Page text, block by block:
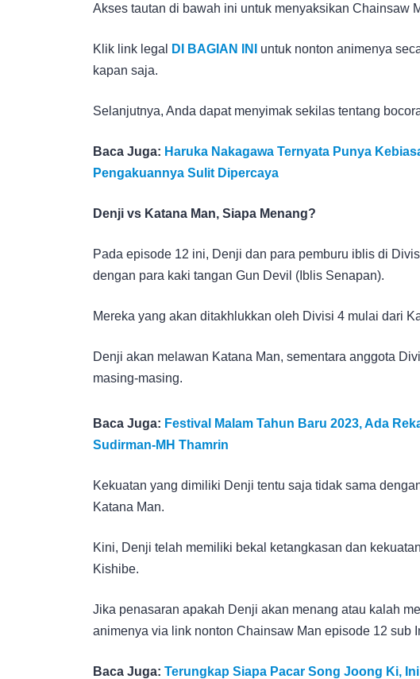
Akses tautan di bawah ini untuk menyaksikan Chainsaw
Klik link legal DI BAGIAN INI
untuk nonton animenya
kapan saja.
Selanjutnya, Anda dapat menyimak sekilas tentang
Baca Juga: Haruka Nakagawa Ternyata Punya
Pengakuannya Sulit Dipercaya
Denji vs Katana Man, Siapa Menang?
Pada episode 12 ini, Denji dan para pemburu iblis di
dengan para kaki tangan Gun Devil (Iblis Senapan).
Mereka yang akan ditakhlukkan oleh Divisi 4 mulai dari
Denji akan melawan Katana Man, sementara anggota
masing-masing.
Baca Juga: Festival Malam Tahun Baru 2023, Ada
Sudirman-MH Thamrin
Kekuatan yang dimiliki Denji tentu saja tidak sama
Katana Man.
Kini, Denji telah memiliki bekal ketangkasan dan
Kishibe.
Jika penasaran apakah Denji akan menang atau kalah
animenya via link nonton Chainsaw Man episode 12 sub
Baca Juga: Terungkap Siapa Pacar Song Joong Ki,